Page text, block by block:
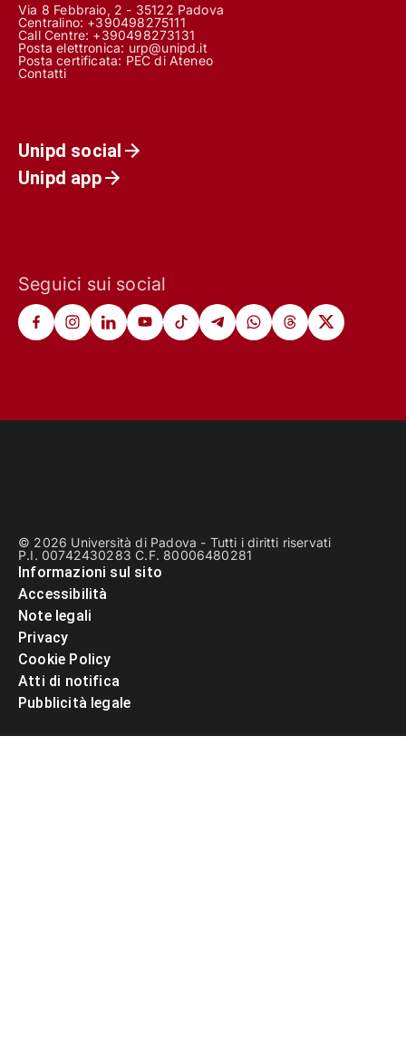
Via 8 Febbraio, 2 - 35122 Padova
Centralino: +390498275111
Call Centre: +390498273131
Posta elettronica: urp@unipd.it
Posta certificata: PEC di Ateneo
Contatti
Unipd social
Unipd app
Seguici sui social
© 2026 Università di Padova - Tutti i diritti riservati
P.I. 00742430283 C.F. 80006480281
Informazioni sul sito
Accessibilità
Note legali
Privacy
Cookie Policy
Atti di notifica
Pubblicità legale